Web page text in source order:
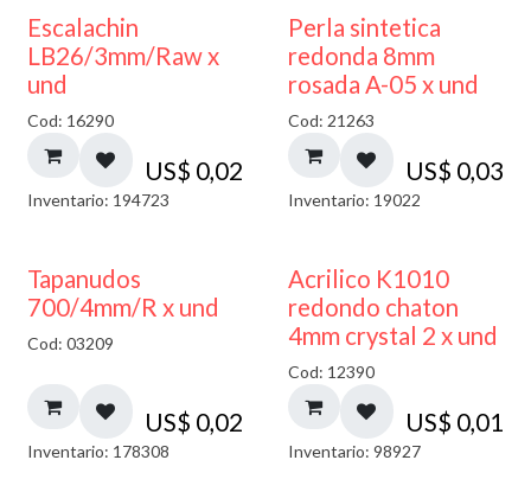
Escalachin
LB26/3mm/Raw x
und
Cod: 16290
US$ 0,02
Inventario: 194723
Perla sintetica
redonda 8mm
rosada A-05 x und
Cod: 21263
US$ 0,03
Inventario: 19022
Tapanudos
700/4mm/R x und
Cod: 03209
US$ 0,02
Inventario: 178308
50% DESCUENTO
Acrilico K1010
redondo chaton
4mm crystal 2 x und
Cod: 12390
US$ 0,01
Inventario: 98927